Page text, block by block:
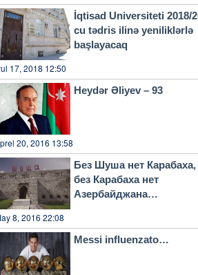
İqtisad Universiteti 2018/
cu tədris ilinə yeniliklərlə
başlayacaq
17, 2018 12:50
Heydər Əliyev – 93
20, 2016 13:58
Без Шуша нет Карабаха,
без Карабаха нет
Азербайджана…
8, 2016 22:08
Messi influenzato…